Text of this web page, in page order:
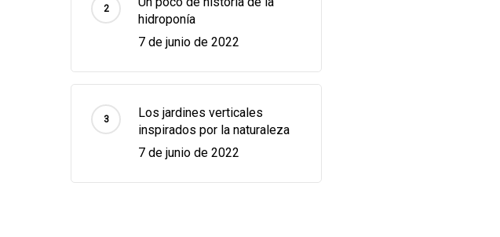
hidroponía
7 de junio de 2022
Los jardines verticales
inspirados por la naturaleza
7 de junio de 2022